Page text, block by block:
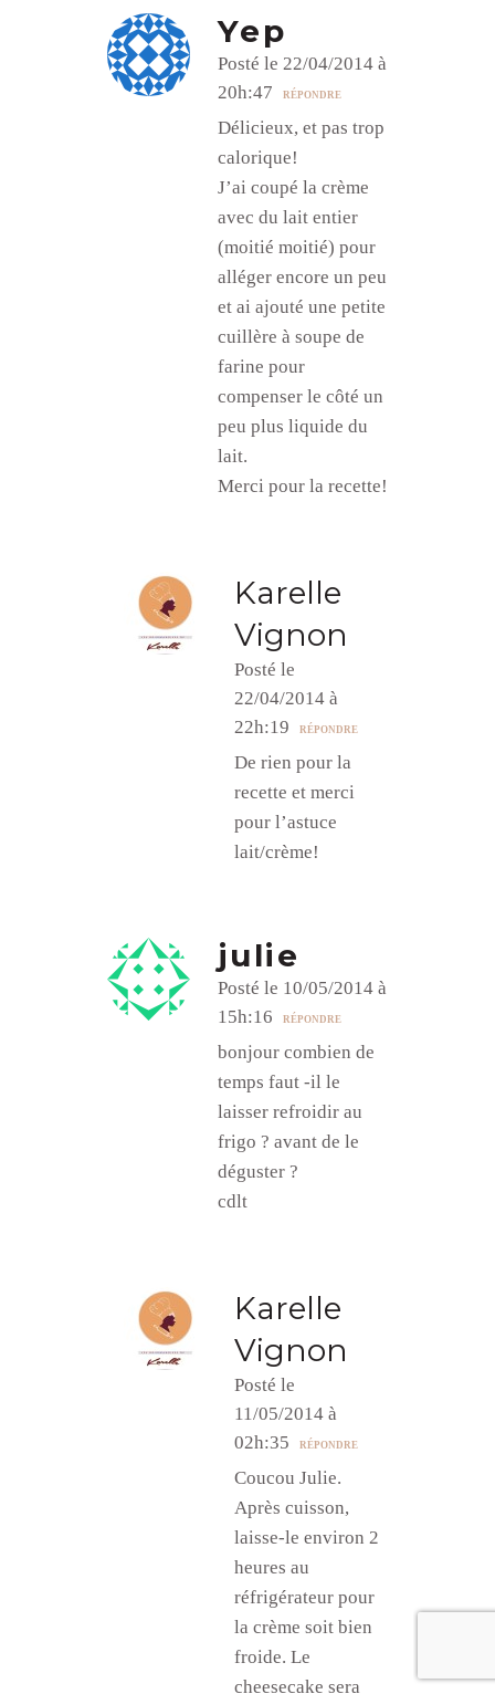
Yep
Posté le 22/04/2014 à
20h:47
RÉPONDRE
Délicieux, et pas trop
calorique!
J’ai coupé la crème
avec du lait entier
(moitié moitié) pour
alléger encore un peu
et ai ajouté une petite
cuillère à soupe de
farine pour
compenser le côté un
peu plus liquide du
lait.
Merci pour la recette!
Karelle
Vignon
Posté le
22/04/2014 à
22h:19
RÉPONDRE
De rien pour la
recette et merci
pour l’astuce
lait/crème!
julie
Posté le 10/05/2014 à
15h:16
RÉPONDRE
bonjour combien de
temps faut -il le
laisser refroidir au
frigo ? avant de le
déguster ?
cdlt
Karelle
Vignon
Posté le
11/05/2014 à
02h:35
RÉPONDRE
Coucou Julie.
Après cuisson,
laisse-le environ 2
heures au
réfrigérateur pour
la crème soit bien
froide. Le
cheesecake sera